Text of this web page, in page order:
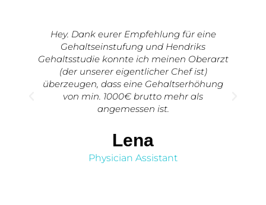
Hey. Dank eurer Empfehlung für eine
Gehaltseinstufung und Hendriks
Gehaltsstudie konnte ich meinen Oberarzt
(der unserer eigentlicher Chef ist)
überzeugen, dass eine Gehaltserhöhung
von min. 1000€ brutto mehr als
angemessen ist.
Lena
Physician Assistant